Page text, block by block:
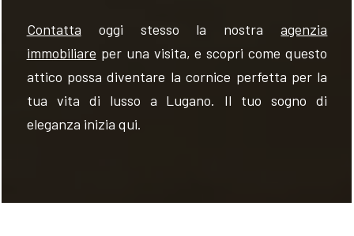
Contatta oggi stesso la nostraagenzia
immobiliare per una visita, e scopri come questo
attico possa diventare la cornice perfetta per la
tua vita di lusso a Lugano. Il tuo sogno di
eleganza inizia qui.